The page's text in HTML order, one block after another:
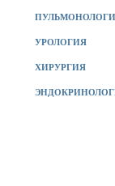
УРОЛОГИЯ
ХИРУРГИЯ